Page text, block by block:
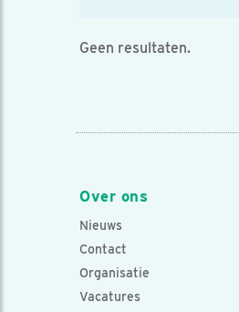
Geen resultaten.
Over ons
Nieuws
Contact
Organisatie
Vacatures